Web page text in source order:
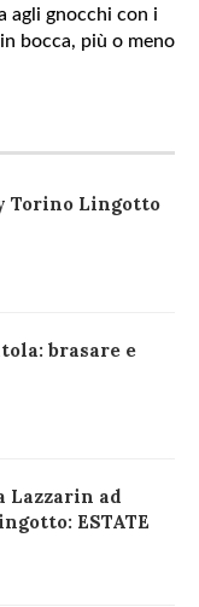
agli gnocchi con i
bocca, più o meno
Torino Lingotto
brasare e
Lazzarin ad
ESTATE